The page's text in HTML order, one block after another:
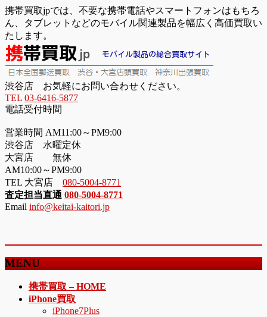
携帯買取jpでは、不要な携帯電話やスマートフォンはもちろ
ん、タブレットなどのモバイル関連製品を幅広く高価買取い
たします。
渋谷店 お気軽にお問い合わせください。
TEL 03-6416-5877
電話受付時間
営業時間 AM11:00～PM9:00
渋谷店 水曜定休
大宮店 無休
AM10:00～PM9:00
TEL 大宮店 080-5004-8771
査定担当直通 080-5004-8771
Email info@keitai-kaitori.jp
MENU
携帯買取 – HOME
iPhone買取
iPhone7Plus